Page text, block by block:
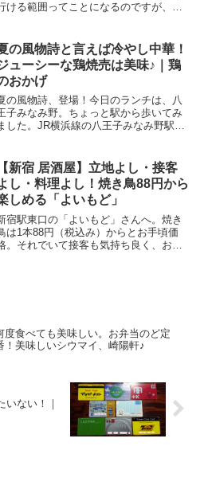
ける範囲ってことになるのですが、こ
鶴見。今でこそ、ジャズドリーム長
、ラゾーナ川崎、横浜ベイ...
の風物詩と言えば冷やし中華！
ューシーな鶏焼売は美味♪｜鶏
おかげ
の風物詩、登場！今日のランチは、八
子みなみ野。ちょっと駅から歩いてみ
した。JR横浜線の八王子みなみ野駅か
が右手に見えてきます、目立ちますね、
この看板。というワケで...
【新宿 居酒屋】立地よし・接客
し・料理よし！焼き鳥88円から
しめる「よいもど」
宿駅東口の「よいもど」さんへ。焼き
は1本88円（税込み）からとお手頃価
。それでいて接客も気持ち良く、お料
度食べても美味しい。お弁当のど定
！美味しいシウマイ、崎陽軒♪
いない！｜